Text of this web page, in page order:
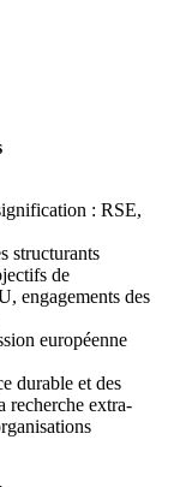
: RSE,
structurants
de
engagements des
européenne
durable et des
recherche extra-